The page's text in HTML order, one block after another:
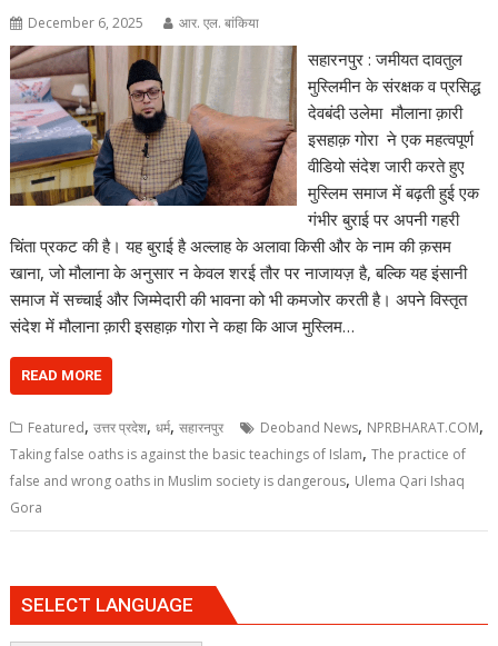
December 6, 2025 आर. एल. बांकिया
सहारनपुर : जमीयत दावतुल
मुस्लिमीन के संरक्षक व प्रसिद्ध
देवबंदी उलेमा मौलाना क़ारी
इसहाक़ गोरा ने एक महत्वपूर्ण
वीडियो संदेश जारी करते हुए
मुस्लिम समाज में बढ़ती हुई एक
गंभीर बुराई पर अपनी गहरी
चिंता प्रकट की है। यह बुराई है अल्लाह के अलावा किसी और के नाम की क़सम
खाना, जो मौलाना के अनुसार न केवल शरई तौर पर नाजायज़ है, बल्कि यह इंसानी
समाज में सच्चाई और जिम्मेदारी की भावना को भी कमजोर करती है। अपने विस्तृत
संदेश में मौलाना क़ारी इसहाक़ गोरा ने कहा कि आज मुस्लिम…
READ MORE
Featured,उत्तर प्रदेश,धर्म,सहारनपुर Deoband News, NPRBHARAT.COM,
Taking false oaths is against the basic teachings of Islam,The practice of
false and wrong oaths in Muslim society is dangerous, Ulema Qari Ishaq
Gora
SELECT LANGUAGE